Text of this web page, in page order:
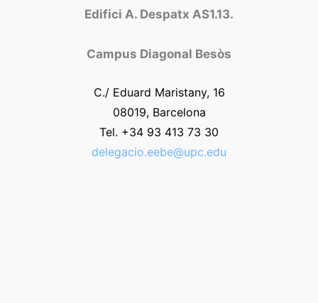
Edifici A. Despatx AS1.13.
Campus Diagonal Besòs
C./ Eduard Maristany, 16
08019, Barcelona
Tel. +34 93 413 73 30
delegacio.eebe@upc.edu